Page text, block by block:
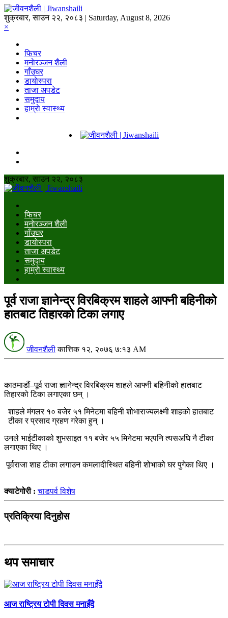
शुक्रबार, साउन २२, २०८३ | Saturday, August 8, 2026
×
फिचर
मनाेरञ्जन शैली
गाँउघर
डायाेस्परा
ताजा अपडेट
समुदाय
हाम्राे स्वास्थ्य
शुक्रबार, साउन २२, २०८३
फिचर
मनाेरञ्जन शैली
गाँउघर
डायाेस्परा
ताजा अपडेट
समुदाय
हाम्राे स्वास्थ्य
पूर्व राजा ज्ञानेन्द्र विरबिक्रम शाहले आफ्नी बहिनीको
हातबाट तिहारको टिका लगाए
जीवनशैली कात्तिक १२, २०७६ ७:१३ AM
काठमाडौं–पूर्व राजा ज्ञानेन्द्र विरबिक्रम शाहले आफ्नी बहिनीको हातबाट
तिहारको टिका लगाएका छन् ।
शाहले मंगलर १० बजेर ५१ मिनेटमा बहिनी शोभाराज्यलक्ष्मी शाहको हातबाट
टीका र प्रसाद ग्रहण गरेका हुन् ।
उनले भाईटीकाको शुभसाइत ११ बजेर ५५ मिनेटमा भएपनि त्यसअघि नै टीका
लगाएका थिए ।
पूर्वराजा शाह टीका लगाउन कमलादीस्थित बहिनी शोभाको घर पुगेका थिए ।
क्याटेगोरी :चाडपर्व विशेष
प्रतिक्रिया दिनुहोस
थप समाचार
आज राष्ट्रिय टोपी दिवस मनाइँदै